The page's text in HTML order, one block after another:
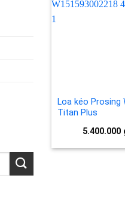
Loa kéo Prosing
Titan Plus
5.400.000